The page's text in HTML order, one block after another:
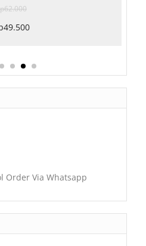
Order Via Whatsapp